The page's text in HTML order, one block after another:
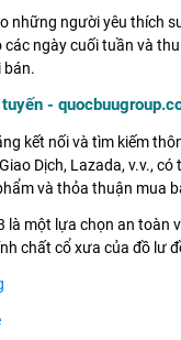
những người yêu thích
ngày cuối tuần và
bán.
-
kết nối và tìm kiếm
Dịch, Lazada, v.v.,
và thỏa thuận mua
là một lựa chọn an toàn
chất cổ xưa của đồ lư